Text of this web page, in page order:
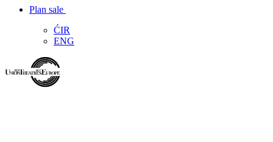
Plan sale
ĆIR
ENG